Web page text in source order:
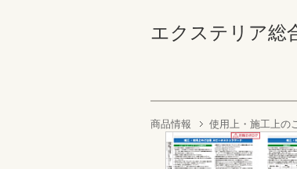
エクステリア総
商品情報 使用上・施工上の